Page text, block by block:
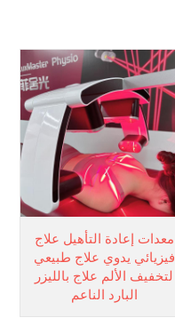
معدات إعادة التأهيل علاج
فيزيائي يدوي علاج طبيعي
لتخفيف الألم علاج بالليزر
البارد الناعم